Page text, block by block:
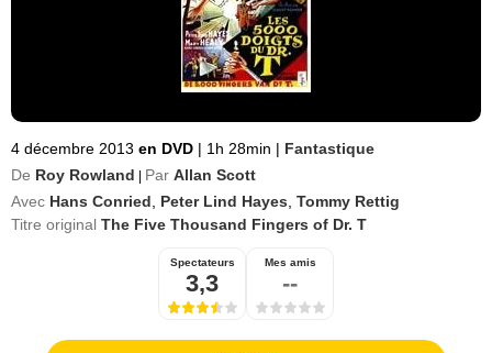
4 décembre 2013 en DVD | 1h 28min | Fantastique
De Roy Rowland Par Allan Scott
Avec Hans Conried Peter Lind Hayes Tommy Rettig
Titre original The Five Thousand Fingers of Dr. T
Spectateurs
3,3
Mes amis
--